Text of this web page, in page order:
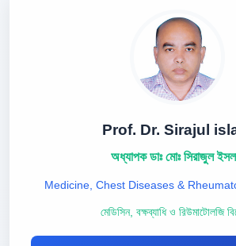
Prof. Dr. Sirajul
অধ্যাপক ডাঃ মোঃ সিরাজুল
Medicine, Chest Diseases &
মেডিসিন, বক্ষব্যাধি ও রিউমাটোলজি